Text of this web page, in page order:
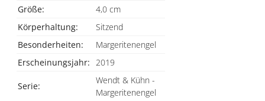
Größe:
4,0 cm
Körperhaltung:
Sitzend
Besonderheiten:
Margeritenengel
Erscheinungsjahr: 2019
Serie:
Wendt & Kühn -
Margeritenengel